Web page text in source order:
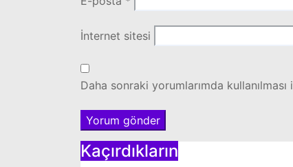
İnternet sitesi
Daha sonraki yorumlarımda
Kaçırdıkların